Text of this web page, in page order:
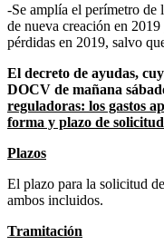
-Se amplía el perímetro
de nueva creación en
pérdidas en 2019, salvo
El decreto de ayudas,
DOCV de mañana
reguladoras: los gastos
forma y plazo de
Plazos
El plazo para la solicitud
ambos incluidos.
Tramitación